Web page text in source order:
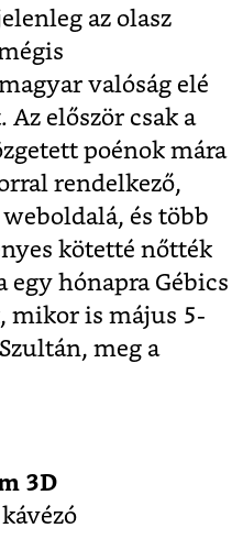
az olasz
valóság elé
először csak a
poénok mára
rendelkező,
és több
kötetté nőtték
egy hónapra Gébics
mikor is május 5-
meg a
3D